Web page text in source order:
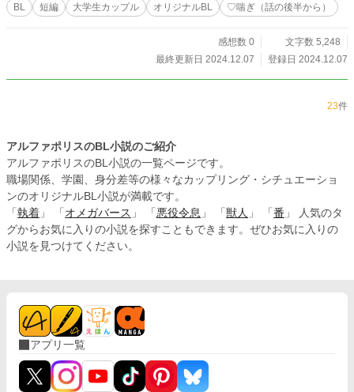
BL 短編 大学生カップル オリジナルBL ♡喘ぎ（話の後半から）
感想数 0
文字数 5,248
最終更新日 2024.12.07
登録日 2024.12.07
23件
アルファポリスのBL小説のご紹介
アルファポリスのBL小説の一覧ページです。
職場関係、学園、身分差等の様々なカップリング・シチュエーショ
ンのオリジナルBL小説が満載です。
「 執着 」 「 オメガバース 」 「 悪役令息 」 「 獣人 」 「 番 」 人気のタ
グからお気に入りの小説を探すこともできます。ぜひお気に入りの
小説を見つけてください。
アプリ一覧